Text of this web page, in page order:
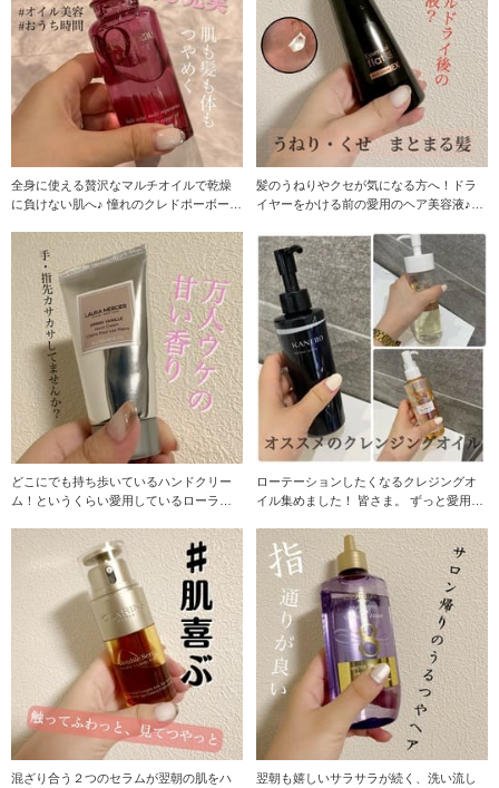
全身に使える贅沢なマルチオイルで乾燥
に負けない肌へ♪ 憧れのクレドポーボーテ
髪のうねりやクセが気になる方へ！ドラ
イヤーをかける前の愛用のヘア美容液♪
どこにでも持ち歩いているハンドクリー
ム！というくらい愛用しているローラメ
ローテーションしたくなるクレジングオ
イル集めました！ 皆さま。 ずっと愛用し
混ざり合う２つのセラムが翌朝の肌をハ
翌朝も嬉しいサラサラが続く、洗い流し